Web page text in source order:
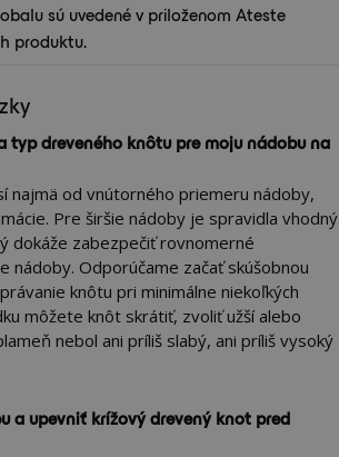
sú uvedené v priloženom Ateste
produktu.
typ dreveného knôtu pre moju nádobu na
najmä od vnútorného priemeru nádoby,
Pre širšie nádoby je spravidla vhodný
dokáže zabezpečiť rovnomerné
nádoby. Odporúčame začať skúšobnou
knôtu pri minimálne niekoľkých
môžete knôt skrátiť, zvoliť užší alebo
nebol ani príliš slabý, ani príliš vysoký
a upevniť krížový drevený knot pred